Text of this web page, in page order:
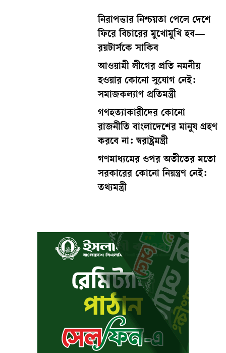
নিরাপত্তার নিশ্চয়তা পেলে দেশে
ফিরে বিচারের মুখোমুখি হব—
রয়টার্সকে সাকিব
আওয়ামী লীগের প্রতি নমনীয়
হওয়ার কোনো সুযোগ নেই:
সমাজকল্যাণ প্রতিমন্ত্রী
গণহত্যাকারীদের কোনো
রাজনীতি বাংলাদেশের মানুষ গ্রহণ
করবে না: স্বরাষ্ট্রমন্ত্রী
গণমাধ্যমের ওপর অতীতের মতো
সরকারের কোনো নিয়ন্ত্রণ নেই:
তথ্যমন্ত্রী